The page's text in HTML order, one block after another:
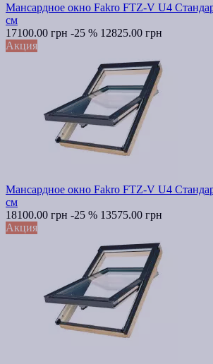
Мансардное окно Fakro FTZ-V U4
см
17100.00 грн -25 % 12825.00 грн
Акция
Мансардное окно Fakro FTZ-V U4
см
18100.00 грн -25 % 13575.00 грн
Акция